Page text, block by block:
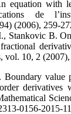
equation with
de
(2006), 259-
Stankovic B.
vol. 10, 2
value
derivatives
0156-2015-